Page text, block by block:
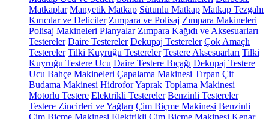
Matkaplar Manyetik Matkap Sütunlu Matkap Matkap Tezgahı
Kırıcılar ve Deliciler Zımpara ve Polisaj Zımpara Makineleri
Polisaj Makineleri Planyalar Zımpara Kağıdı ve Aksesuarları
Testereler Daire Testereler Dekupaj Testereler Çok Amaçlı
Testereler Tilki Kuyruğu Testereler Testere Aksesuarları Tilki
Kuyruğu Testere Ucu Daire Testere Bıçağı Dekupaj Testere
Ucu Bahçe Makineleri Çapalama Makinesi Tırpan Çit
Budama Makinesi HidroforYaprak Toplama Makinesi
Motorlu Testere Elektrikli Testereler Benzinli Testereler
Testere Zincirleri ve Yağları Çim Biçme Makinesi Benzinli
Çim Biçme Makinesi Elektrikli Çim Biçme Makinesi Kenar